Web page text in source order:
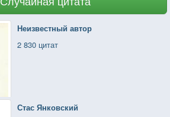
Неизвестный автор
2 830 цитат
Стас Янковский